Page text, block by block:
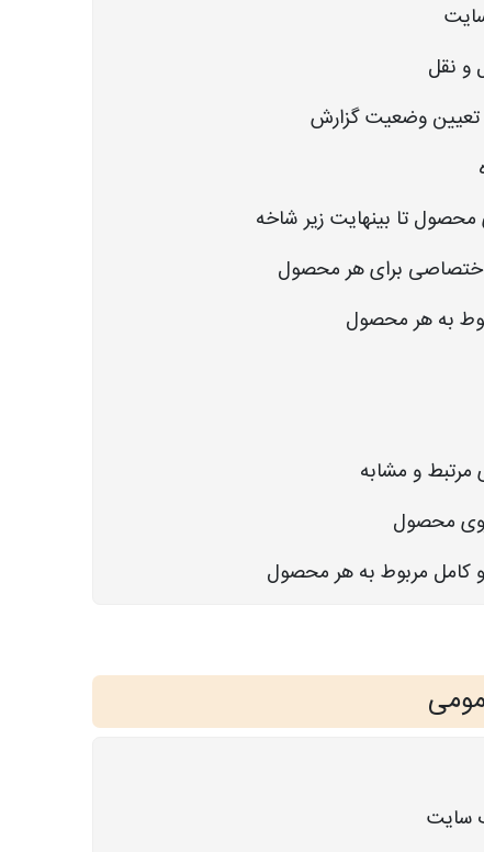
و نقل
تعیین وضعیت گزارش
تا بینهایت زیر شاخه
برای هر محصول
به هر محصول
و مشابه
محصول
کامل مربوط به هر محصول
سایت